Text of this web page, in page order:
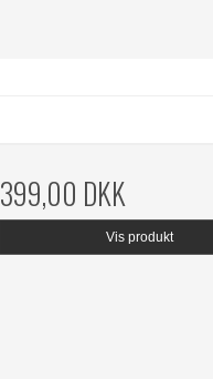
399,00 DKK
Vis produkt